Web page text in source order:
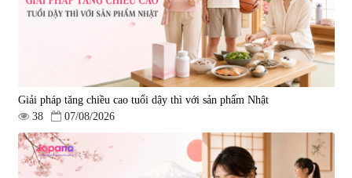
Viên uống hỗ trợ giấc ngủ Fujina
Sleepy Nhật Bản 80 viên
|13.760
580.000 đ
điều trị đột quỵ Biken Kinase
Gold 60 viên
|0
1.570.000 đ
Giải pháp tăng chiều cao tuổi dậy thì với sản phẩm Nhật
38
07/08/2026